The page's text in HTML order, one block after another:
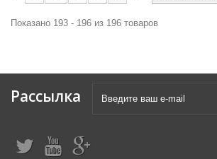
Показано 193 - 196 из 196 товаров
Рассылка